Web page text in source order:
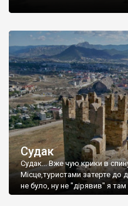
Судак
Судак... Вже чую крики в
Місце,туристами затерте
не було, ну не "дірявив" я там